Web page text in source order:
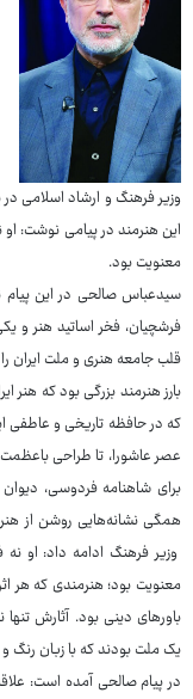
وزیر فرهنگ و ارشاد
این هنرمند در پیامی نوشت:
معنویت بود.
سیدعباس صالحی در این
فرشچیان، فخر اساتید هنر و
قلب جامعه هنری و ملت
بارز هنرمند بزرگی بود که هنر
که در حافظه تاریخی و عاطفی
عصر عاشورا، تا طراحی
برای شاهنامه فردوسی،
همگی نشانه‌هایی روشن از
وزیر فرهنگ ادامه داد: او
معنویت بود؛ هنرمندی که هر
باورهای دینی بود. آثارش
یک ملت بودند که با زبان رنگ
در پیام صالحی آمده است: